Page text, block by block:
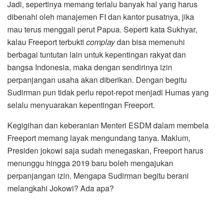
Jadi, sepertinya memang terlalu banyak hal yang harus
dibenahi oleh manajemen FI dan kantor pusatnya, jika
mau terus menggali perut Papua. Seperti kata Sukhyar,
kalau Freeport terbukti complaydan bisa memenuhi
berbagai tuntutan lain untuk kepentingan rakyat dan
bangsa Indonesia, maka dengan sendirinya izin
perpanjangan usaha akan diberikan. Dengan begitu
Sudirman pun tidak perlu repot-repot menjadi Humas yang
selalu menyuarakan kepentingan Freeport.
Kegigihan dan keberanian Menteri ESDM dalam membela
Freeport memang layak mengundang tanya. Maklum,
Presiden jokowi saja sudah menegaskan, Freeport harus
menunggu hingga 2019 baru boleh mengajukan
perpanjangan izin. Mengapa Sudirman begitu berani
melangkahi Jokowi? Ada apa?